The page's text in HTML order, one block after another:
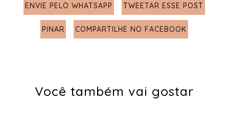
ENVIE PELO WHATSAPP TWEETAR ESSE POST
PINAR COMPARTILHE NO FACEBOOK
Você também vai gostar